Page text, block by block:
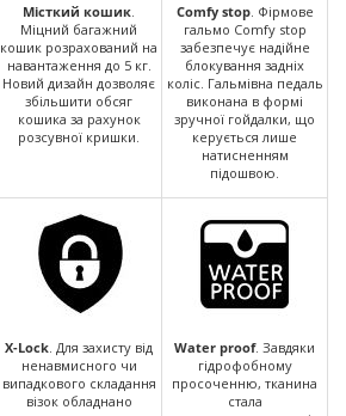
Місткий кошик
Міцний багажний
кошик розрахований на
навантаження до 5 кг.
Новий дизайн дозволяє
збільшити обсяг
кошика за рахунок
розсувної кришки.
Comfy stop. Фірмове
гальмо Comfy stop
забезпечує надійне
блокування задніх
коліс. Гальмівна педаль
виконана в формі
зручної гойдалки, що
керується лише
натисненням
підошвою.
X-Lock . Для захисту від
ненавмисного чи
випадкового складання
візок обладнано
Water proof. Завдяки
гідрофобному
просоченню, тканина
стала